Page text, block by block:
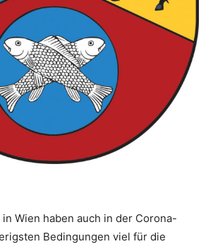
Wien haben auch in der Corona-
Bedingungen viel für die